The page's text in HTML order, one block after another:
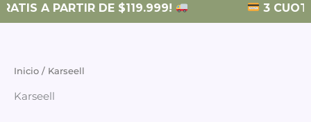
A PARTIR DE $119.999! 3
Inicio / Karseell
Karseell